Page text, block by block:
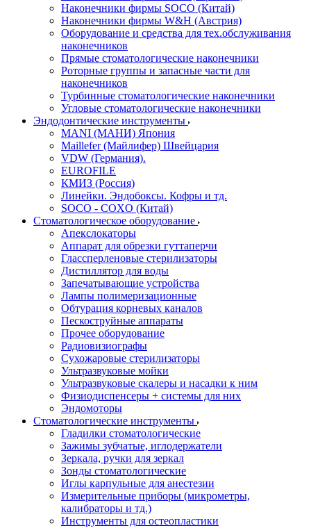
Наконечники фирмы SOCO (Китай)
Наконечники фирмы W&H (Австрия)
Оборудование и средства для тех.обслуживания
наконечников
Прямые стоматологические наконечники
Роторные группы и запасные части для
наконечников
Турбинные стоматологические наконечники
Угловые стоматологические наконечники
Эндодонтические инструменты
MANI (МАНИ) Япония
Maillefer (Майлифер) Швейцария
VDW (Германия).
EUROFILE
КМИЗ (Россия)
Линейки. Эндобоксы. Кофры и тд.
SOCO - COXO (Китай)
Стоматологическое оборудование
Апекслокаторы
Аппарат для обрезки гуттаперчи
Глассперленовые стерилизаторы
Дистиллятор для воды
Запечатывающие устройства
Лампы полимеризационные
Обтурация корневых каналов
Пескоструйные аппараты
Прочее оборудование
Радиовизиографы
Сухожаровые стерилизаторы
Ультразвуковые мойки
Ультразвуковые скалеры и насадки к ним
Физиодиспенсеры + системы для них
Эндомоторы
Стоматологические инструменты
Гладилки стоматологические
Зажимы зубчатые, иглодержатели
Зеркала, ручки для зеркал
Зонды стоматологические
Иглы карпульные для анестезии
Измерительные приборы (микрометры,
калибраторы и тд.)
Инструменты для остеопластики